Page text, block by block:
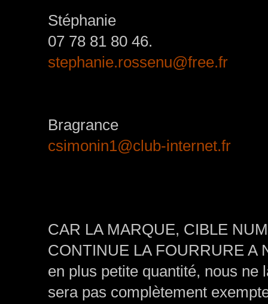
Stéphanie
07 78 81 80 46.
stephanie.rossenu@free.fr
Bragrance
csimonin1@club-internet.fr
CAR LA MARQUE, CIBLE
CONTINUE LA FOURRURE A
en plus petite quantité, nous ne
sera pas complètement